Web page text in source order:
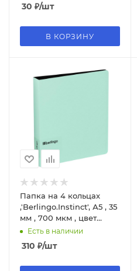
30 ₽/шт
В КОРЗИНУ
Папка на 4 кольцах
,'Berlingo.Instinct', А5 , 35
мм , 700 мкм , цвет
мятный, RB4_A5520
Есть в наличии
310 ₽/шт